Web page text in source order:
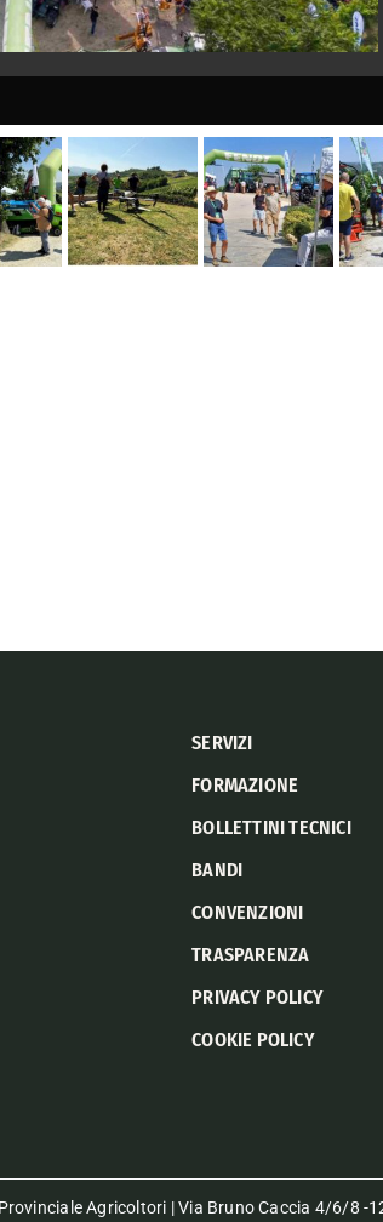
SERVIZI
FORMAZIONE
BOLLETTINI TECNICI
BANDI
CONVENZIONI
TRASPARENZA
PRIVACY POLICY
COOKIE POLICY
Agricoltori | Via Bruno Caccia 4/6/8 -